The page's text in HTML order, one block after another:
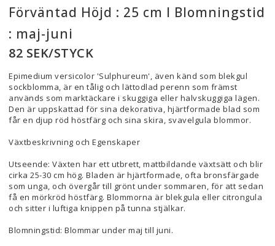
Förväntad Höjd : 25 cm I Blomningstid
: maj-juni
82 SEK/STYCK
Epimedium versicolor 'Sulphureum', även känd som blekgul
sockblomma, är en tålig och lättodlad perenn som främst
används som marktäckare i skuggiga eller halvskuggiga lägen.
Den är uppskattad för sina dekorativa, hjärtformade blad som
får en djup röd höstfärg och sina skira, svavelgula blommor.
Växtbeskrivning och Egenskaper
Utseende: Växten har ett utbrett, mattbildande växtsätt och blir
cirka 25-30 cm hög. Bladen är hjärtformade, ofta bronsfärgade
som unga, och övergår till grönt under sommaren, för att sedan
få en mörkröd höstfärg. Blommorna är blekgula eller citrongula
och sitter i luftiga knippen på tunna stjälkar.
Blomningstid: Blommar under maj till juni.